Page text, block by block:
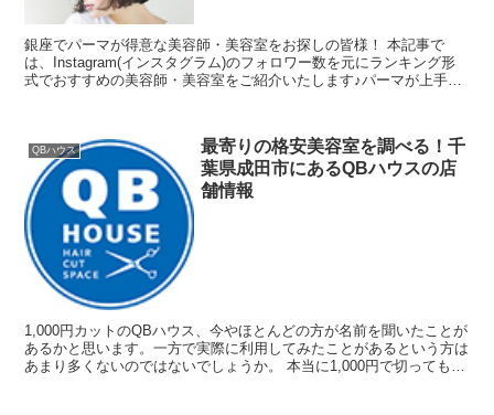
銀座でパーマが得意な美容師・美容室をお探しの皆様！ 本記事で
は、Instagram(インスタグラム)のフォロワー数を元にランキング形
式でおすすめの美容師・美容室をご紹介いたします♪パーマが上手い
QBハウス
最寄りの格安美容室を調べる！千
葉県成田市にあるQBハウスの店
舗情報
1,000円カットのQBハウス、今やほとんどの方が名前を聞いたことが
あるかと思います。一方で実際に利用してみたことがあるという方は
あまり多くないのではないでしょうか。 本当に1,000円で切ってもら